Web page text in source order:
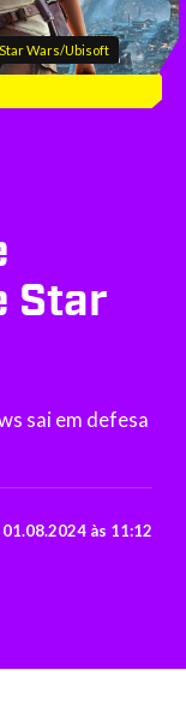
Wars/Ubisoft
Star
sai em defesa
01.08.2024 às 11:12